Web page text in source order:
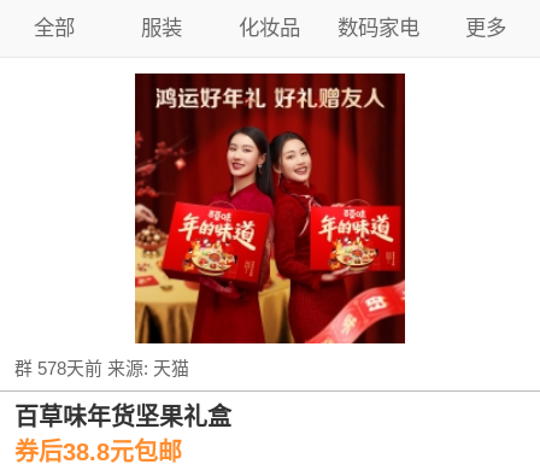
全部 服装 化妆品 数码家电 更多
群 578天前来源: 天猫
百草味年货坚果礼盒
券后38.8元包邮